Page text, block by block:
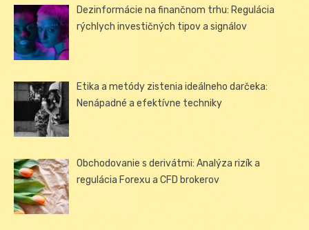
Dezinformácie na finančnom trhu: Regulácia
rýchlych investičných tipov a signálov
Etika a metódy zistenia ideálneho darčeka:
Nenápadné a efektívne techniky
Obchodovanie s derivátmi: Analýza rizík a
regulácia Forexu a CFD brokerov